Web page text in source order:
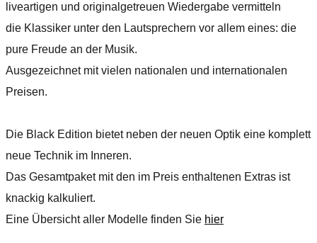
liveartigen und originalgetreuen Wiedergabe vermitteln
die Klassiker unter den Lautsprechern vor allem eines: die
pure Freude an der Musik.
Ausgezeichnet mit vielen nationalen und internationalen
Preisen.
Die Black Edition bietet neben der neuen Optik eine komplett
neue Technik im Inneren.
Das Gesamtpaket mit den im Preis enthaltenen Extras ist
knackig kalkuliert.
Eine Übersicht aller Modelle finden Sie hier